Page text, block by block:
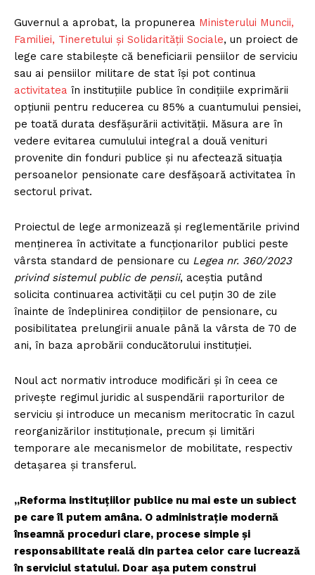
Guvernul a aprobat, la propunerea Ministerului Muncii,
Familiei, Tineretului și Solidarității Sociale, un proiect de
lege care stabilește că beneficiarii pensiilor de serviciu
sau ai pensiilor militare de stat își pot continua
activitatea în instituțiile publice în condițiile exprimării
opțiunii pentru reducerea cu 85% a cuantumului pensiei,
pe toată durata desfășurării activității. Măsura are în
vedere evitarea cumulului integral a două venituri
provenite din fonduri publice și nu afectează situația
persoanelor pensionate care desfășoară activitatea în
sectorul privat.
Proiectul de lege armonizează și reglementările privind
menținerea în activitate a funcționarilor publici peste
vârsta standard de pensionare cu Legea nr. 360/2023
privind sistemul public de pensii, aceștia putând
solicita continuarea activității cu cel puțin 30 de zile
înainte de îndeplinirea condițiilor de pensionare, cu
posibilitatea prelungirii anuale până la vârsta de 70 de
ani, în baza aprobării conducătorului instituției.
Noul act normativ introduce modificări și în ceea ce
privește regimul juridic al suspendării raporturilor de
serviciu și introduce un mecanism meritocratic în cazul
reorganizărilor instituționale, precum și limitări
temporare ale mecanismelor de mobilitate, respectiv
detașarea și transferul.
„Reforma instituțiilor publice nu mai este un subiect
pe care îl putem amâna. O administrație modernă
înseamnă proceduri clare, procese simple și
responsabilitate reală din partea celor care lucrează
în serviciul statului. Doar așa putem construi